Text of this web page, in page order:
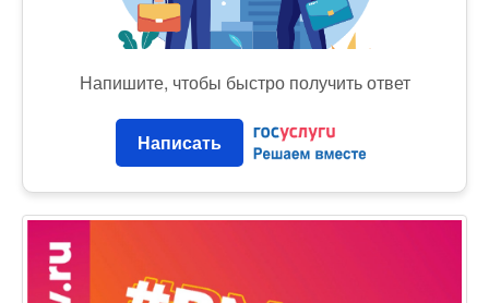
Напишите, чтобы быстро получить ответ
Написать